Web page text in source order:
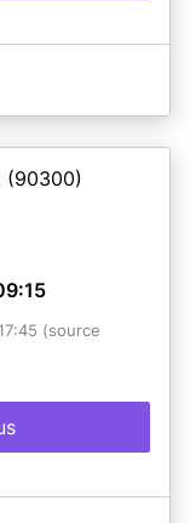
(90300)
(source